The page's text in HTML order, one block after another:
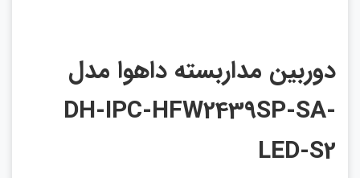
دوربین مداربسته داهوا مدل
DH-IPC-HFW2439SP-SA-
LED-S2